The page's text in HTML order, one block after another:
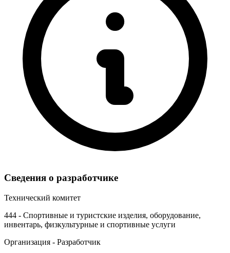
Сведения о разработчике
Технический комитет
444 - Спортивные и туристские изделия, оборудование,
инвентарь, физкультурные и спортивные услуги
Организация - Разработчик